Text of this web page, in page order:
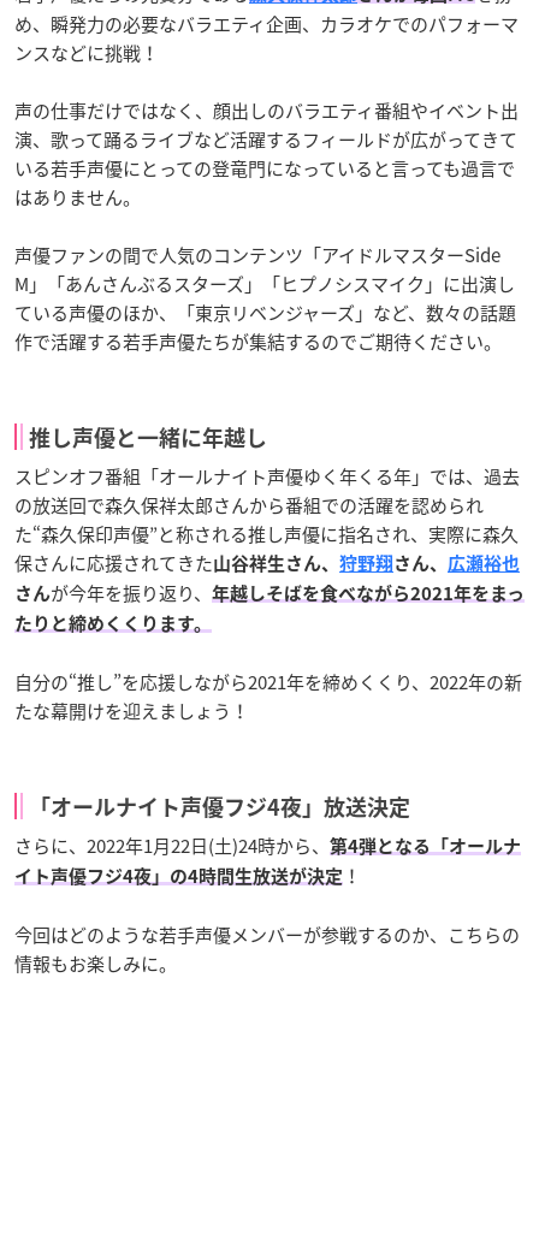
め、瞬発力の必要なバラエティ企画、カラオケでのパフォーマ
ンスなどに挑戦！
声の仕事だけではなく、顔出しのバラエティ番組やイベント出
演、歌って踊るライブなど活躍するフィールドが広がってきて
いる若手声優にとっての登竜門になっていると言っても過言で
はありません。
声優ファンの間で人気のコンテンツ「アイドルマスターSide
M」「あんさんぶるスターズ」「ヒプノシスマイク」に出演し
ている声優のほか、「東京リベンジャーズ」など、数々の話題
作で活躍する若手声優たちが集結するのでご期待ください。
推し声優と一緒に年越し
スピンオフ番組「オールナイト声優ゆく年くる年」では、過去
の放送回で森久保祥太郎さんから番組での活躍を認められ
た“森久保印声優”と称される推し声優に指名され、実際に森久
保さんに応援されてきた山谷祥生さん、 狩野翔 さん、 広瀬裕也
さんが今年を振り返り、
年越しそばを食べながら2021年をまっ
たりと締めくくります。
自分の“推し”を応援しながら2021年を締めくくり、2022年の新
たな幕開けを迎えましょう！
「オールナイト声優フジ4夜」放送決定
さらに、2022年1月22日(土)24時から、
第4弾となる「オールナ
イト声優フジ4夜」の4時間生放送が決定 ！
今回はどのような若手声優メンバーが参戦するのか、こちらの
情報もお楽しみに。